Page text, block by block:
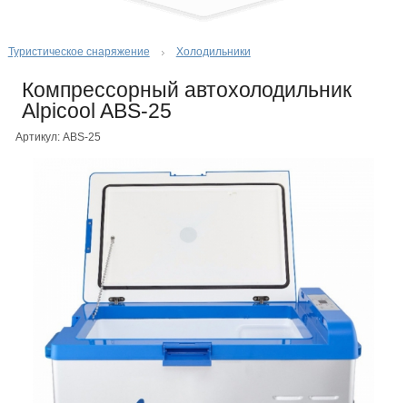
Туристическое снаряжение Холодильники
Компрессорный автохолодильник
Alpicool ABS-25
Артикул: ABS-25